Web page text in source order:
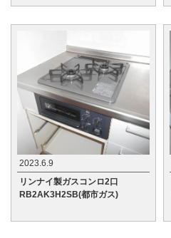
2023.6.9
リンナイ製ガスコンロ2口
RB2AK3H2SB(都市ガス)